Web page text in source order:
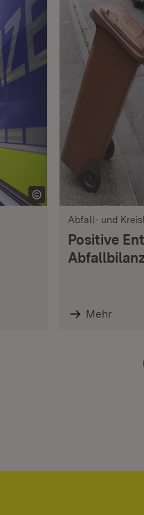
Abfall- und
Positive
Mehr